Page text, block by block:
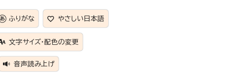
ふりがな やさしい日本語
文字サイズ・配色の変更
音声読み上げ